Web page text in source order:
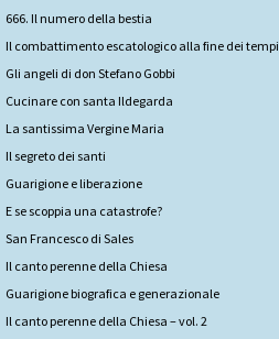
666. Il numero della bestia
Il combattimento escatologico alla fine dei tempi
Gli angeli di don Stefano Gobbi
Cucinare con santa Ildegarda
La santissima Vergine Maria
Il segreto dei santi
Guarigione e liberazione
E se scoppia una catastrofe?
San Francesco di Sales
Il canto perenne della Chiesa
Guarigione biografica e generazionale
Il canto perenne della Chiesa – vol. 2